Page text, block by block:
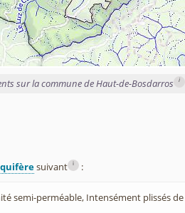
sur la commune de Haut-de-Bosdarros i
suivant i :
semi-perméable, Intensément plissés